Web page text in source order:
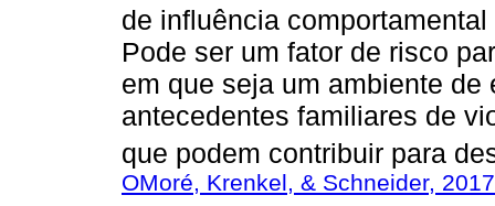
de influência
Pode ser um fator de risco
em que seja um ambiente
antecedentes familiares de
que podem contribuir para
OMoré, Krenkel, & Schneider, 2017